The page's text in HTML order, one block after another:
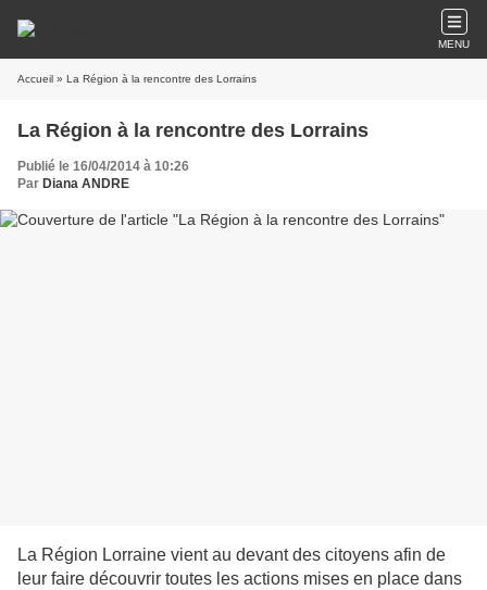
MENU
Accueil » La Région à la rencontre des Lorrains
La Région à la rencontre des Lorrains
Publié le 16/04/2014 à 10:26
Par Diana ANDRE
La Région Lorraine vient au devant des citoyens afin de
leur faire découvrir toutes les actions mises en place dans